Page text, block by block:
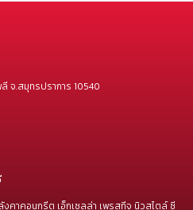
จ.สมุทรปราการ 10540
คาคอนกรีต เอ็กเซลล่า เพรสทีจ นิวสไตล์ ซี